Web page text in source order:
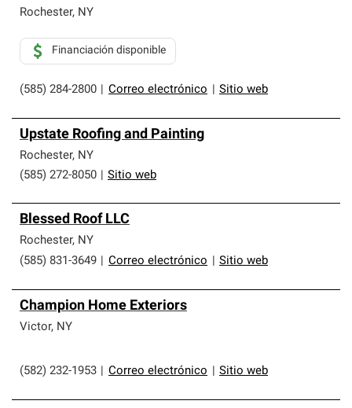
Rochester, NY
(585) 284-2800 Correo electrónico Sitio web
Financiación disponible
Upstate Roofing and Painting
Rochester, NY
(585) 272-8050
Sitio web
Blessed Roof LLC
Rochester, NY
(585) 831-3649
Correo electrónico Sitio web
Champion Home Exteriors
Victor, NY
(582) 232-1953 Correo electrónico Sitio web